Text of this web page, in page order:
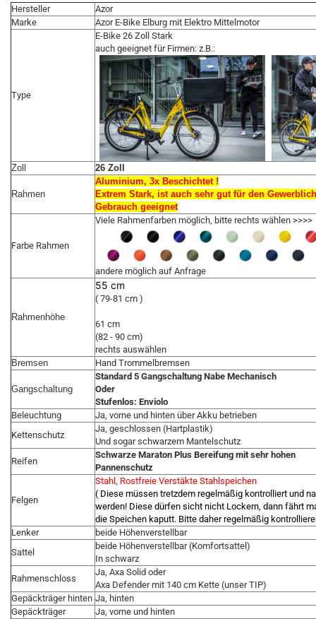
Hersteller
Azor
Marke
Azor E-Bike Elburg mit Elektro Mittelmotor
Type
E-Bike 26 Zoll Stark
auch geeignet für Firmen: z.B.:
Zoll 26 Zoll
Rahmen
Aluminium, 3x Beschichtet !
Extrem Stark, ist auch sehr gut für den
Gebrauch geeignet
Farbe Rahmen
Viele Rahmenfarben möglich, bitte rechts wählen >>>>
andere möglich auf Anfrage
Rahmenhöhe
55 cm
( 79-81 cm )
61 cm
(82 - 90 cm)
rechts auswählen
Bremsen
Hand Trommelbremsen
Gangschaltung
Standard 5 Gangschaltung Nabe Mechanisch
Oder
Stufenlos: Enviolo
Beleuchtung
Ja, vorne und hinten über Akku betrieben
Kettenschutz
Ja, geschlossen (Hartplastik)
Und sogar schwarzem Mantelschutz
Reifen
Schwarze Maraton Plus Bereifung mit sehr hohen
Pannenschutz
Felgen
Stahl, Rostfreie Verstäkte Stahlspeichen
( Diese müssen tretzdem regelmäßig kontrolliert und
werden! Diese dürfen sicht nicht Lockern, dann fährt
die Speichen kaputt. Bitte daher regelmäßig
Lenker
beide Höhenverstellbar
Sattel
beide Höhenverstellbar (Komfortsattel)
In schwarz
Rahmenschloss
Ja, Axa Solid oder
Axa Defender mit 140 cm Kette (unser TIP)
Gepäckträger hinten Ja, hinten
Gepäckträger
Ja, vorne und hinten